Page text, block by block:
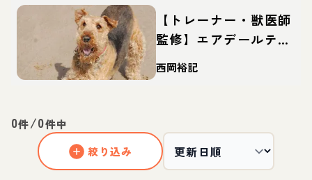
【トレーナー・獣医師
監修】エアデールテリ
アってどんな犬？性
格・特徴・育て方・迎
西岡裕記
0件/0件中
絞り込み